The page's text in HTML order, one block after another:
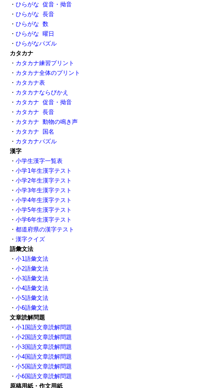
・ ひらがな 促音・拗音
・ ひらがな 長音
・ ひらがな 数
・ ひらがな 曜日
・ ひらがなパズル
カタカナ
・ カタカナ練習プリント
・ カタカナ全体のプリント
・ カタカナ表
・ カタカナならびかえ
・ カタカナ 促音・拗音
・ カタカナ 長音
・ カタカナ 動物の鳴き声
・ カタカナ 国名
・ カタカナパズル
漢字
・ 小学生漢字一覧表
・ 小学1年生漢字テスト
・ 小学2年生漢字テスト
・ 小学3年生漢字テスト
・ 小学4年生漢字テスト
・ 小学5年生漢字テスト
・ 小学6年生漢字テスト
・ 都道府県の漢字テスト
・ 漢字クイズ
語彙文法
・ 小1語彙文法
・ 小2語彙文法
・ 小3語彙文法
・ 小4語彙文法
・ 小5語彙文法
・ 小6語彙文法
文章読解問題
・ 小1国語文章読解問題
・ 小2国語文章読解問題
・ 小3国語文章読解問題
・ 小4国語文章読解問題
・ 小5国語文章読解問題
・ 小6国語文章読解問題
原稿用紙・作文用紙